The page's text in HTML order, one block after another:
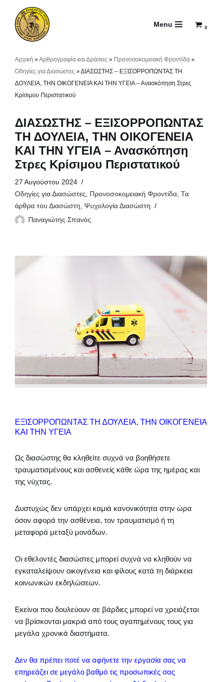
Μεταπηδήστε
Menu 0
Αρχική »Αρθρογραφία και Δράσεις » Προνοσοκομειακή Φροντίδα »
Οδηγίες για Διασώστες »ΔΙΑΣΩΣΤΗΣ – ΕΞΙΣΟΡΡΟΠΩΝΤΑΣ ΤΗ
ΔΟΥΛΕΙΑ, ΤΗΝ ΟΙΚΟΓΕΝΕΙΑ ΚΑΙ ΤΗΝ ΥΓΕΙΑ – Ανασκόπηση Στρες
Κρίσιμου Περιστατικού
ΔΙΑΣΩΣΤΗΣ – ΕΞΙΣΟΡΡΟΠΩΝΤΑΣ
ΤΗ ΔΟΥΛΕΙΑ, ΤΗΝ ΟΙΚΟΓΕΝΕΙΑ
ΚΑΙ ΤΗΝ ΥΓΕΙΑ – Ανασκόπηση
Στρες Κρίσιμου Περιστατικού
27 Αυγούστου 2024
Οδηγίες για Διασώστες, Προνοσοκομειακή Φροντίδα, Τα
άρθρα του Διασώστη, Ψυχολογία Διασώστη
Παναγιώτης Σπανός
ΕΞΙΣΟΡΡΟΠΩΝΤΑΣ ΤΗ ΔΟΥΛΕΙΑ, ΤΗΝ ΟΙΚΟΓΕΝΕΙΑ
ΚΑΙ ΤΗΝ ΥΓΕΙΑ
Ως διασώστης θα κληθείτε συχνά να βοηθήσετε
τραυματισμένους και ασθενείς κάθε ώρα της ημέρας και
της νύχτας.
Δυστυχώς δεν υπάρχει καμιά κανονικότητα στην ώρα
όσον αφορά την ασθένεια, τον τραυματισμό ή τη
μεταφορά μεταξύ μονάδων.
Οι εθελοντές διασώστες μπορεί συχνά να κληθούν να
εγκαταλείψουν οικογένεια και φίλους κατά τη διάρκεια
κοινωνικών εκδηλώσεων.
Εκείνοι που δουλεύουν σε βάρδιες μπορεί να χρειάζεται
να βρίσκονται μακριά από τους αγαπημένους τους για
μεγάλα χρονικά διαστήματα.
Δεν θα πρέπει ποτέ να αφήνετε την εργασία σας να
επηρεάζει σε μεγάλο βαθμό τις προσωπικές σας